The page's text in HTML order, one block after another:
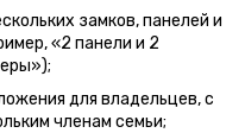
замков, панелей и
«2 панели и 2
для владельцев, с
членам семьи;